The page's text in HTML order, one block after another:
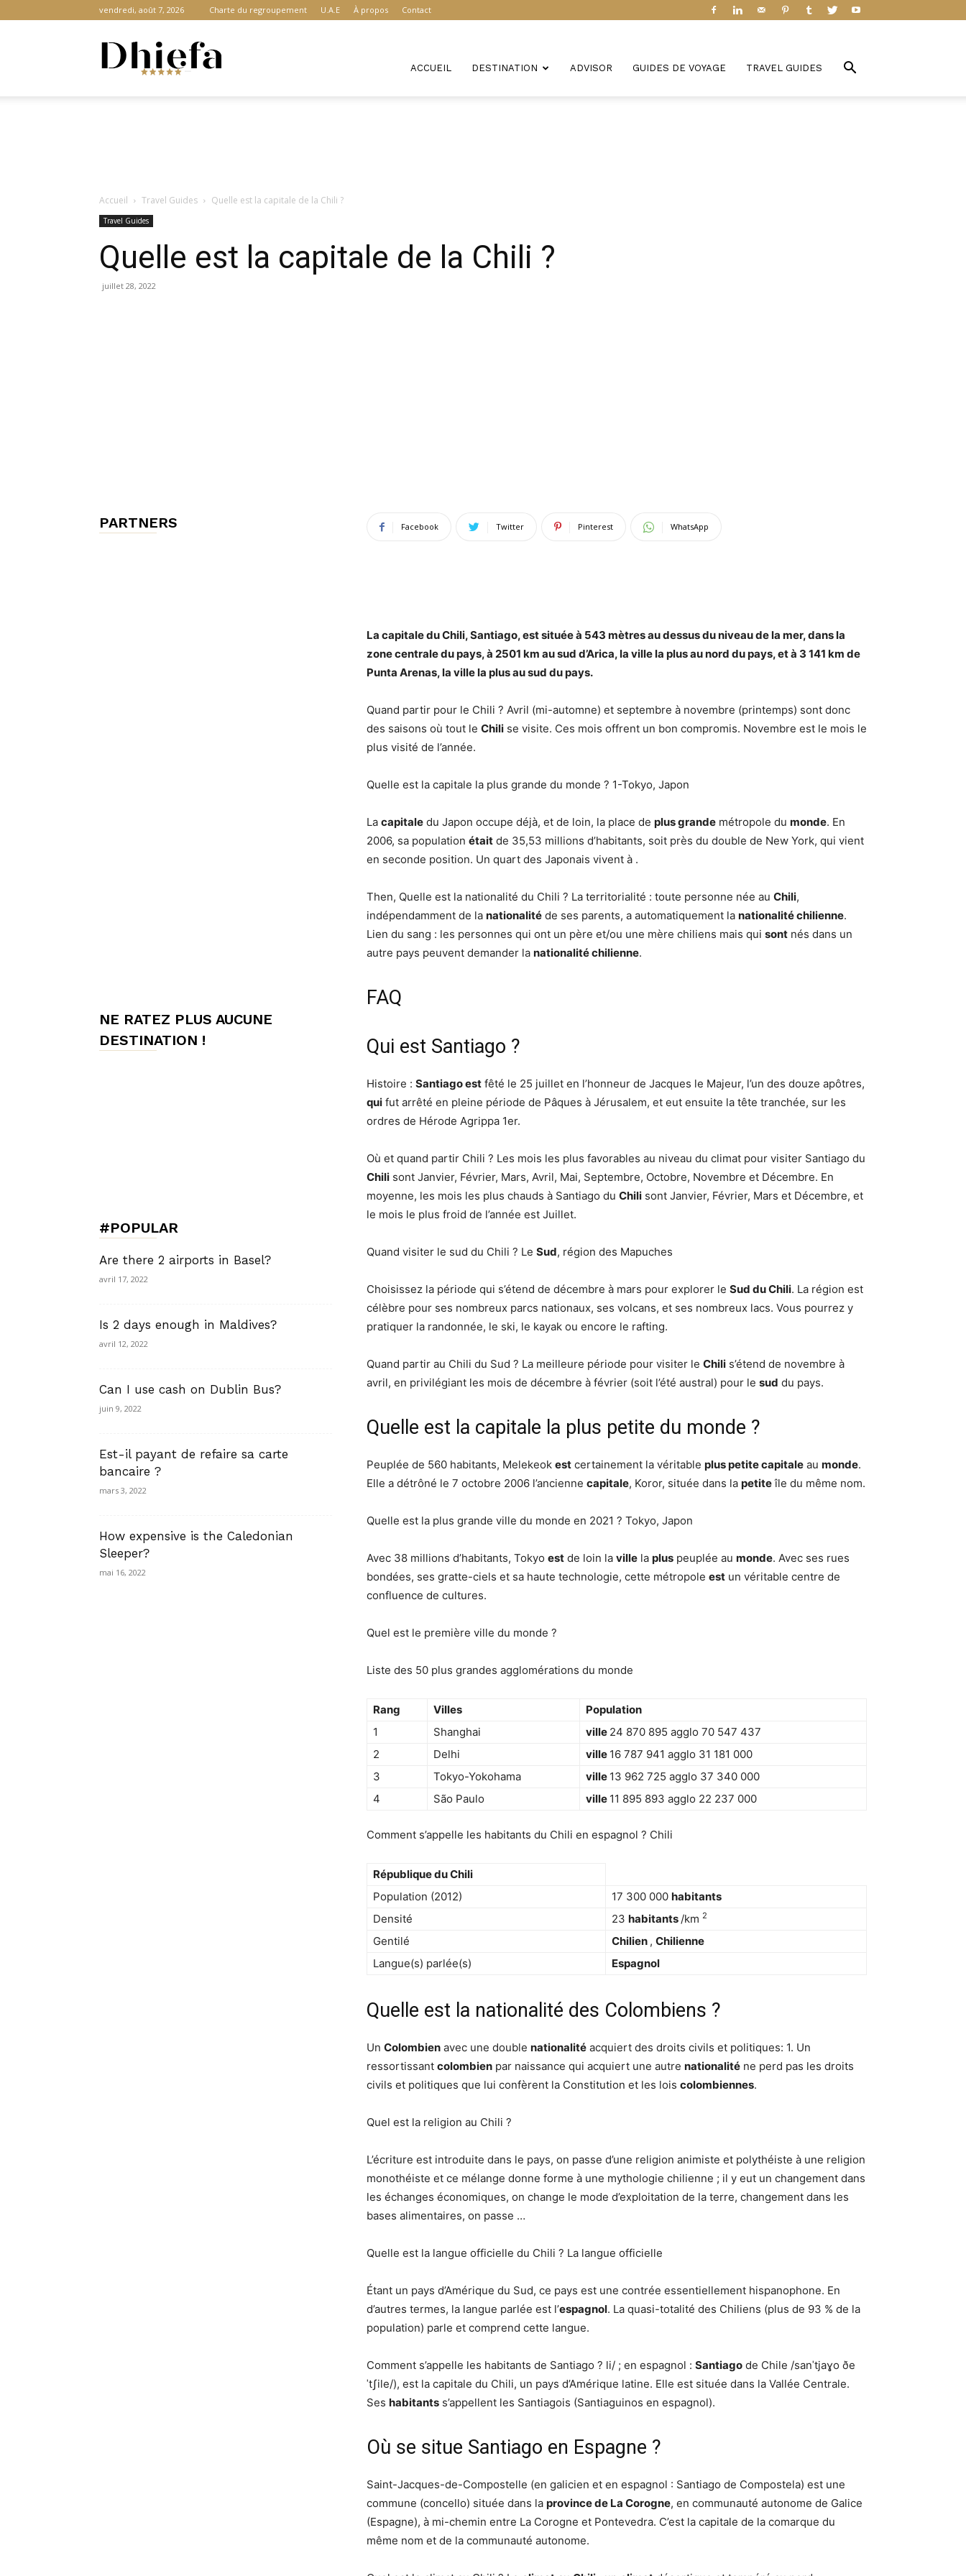
vendredi, août 7, 2026 Charte du regroupement U.A.E À propos Contact
ACCUEIL DESTINATION ADVISOR GUIDES DE VOYAGE TRAVEL GUIDES
Accueil Travel Guides Quelle est la capitale de la Chili ?
Travel Guides
Quelle est la capitale de la Chili ?
juillet 28, 2022
Facebook Twitter Pinterest WhatsApp
La capitale du Chili,Santiago, est située à 543 mètres au dessus du niveau de la mer, dans la
zone centrale du pays, à 2501 km au sud d’Arica, la ville la plus au nord du pays, et à 3 141 km de
Punta Arenas, la ville la plus au sud du pays.
Quand partir pour le Chili ? Avril (mi-automne) et septembre à novembre (printemps) sont donc
des saisons où tout le Chili se visite. Ces mois offrent un bon compromis. Novembre est le mois le
plus visité de l’année.
Quelle est la capitale la plus grande du monde ? 1-Tokyo, Japon
La capitale du Japon occupe déjà, et de loin, la place de plus grande métropole du monde. En
2006, sa population était de 35,53 millions d’habitants, soit près du double de New York, qui vient
en seconde position. Un quart des Japonais vivent à .
Then, Quelle est la nationalité du Chili ? La territorialité : toute personne née au Chili,
indépendamment de la nationalité de ses parents, a automatiquement la nationalité chilienne.
Lien du sang : les personnes qui ont un père et/ou une mère chiliens mais qui sont nés dans un
autre pays peuvent demander la nationalité chilienne.
FAQ
Qui est Santiago ?
Histoire : Santiago est fêté le 25 juillet en l’honneur de Jacques le Majeur, l’un des douze apôtres,
qui fut arrêté en pleine période de Pâques à Jérusalem, et eut ensuite la tête tranchée, sur les
ordres de Hérode Agrippa 1er.
Où et quand partir Chili ? Les mois les plus favorables au niveau du climat pour visiter Santiago du
Chili sont Janvier, Février, Mars, Avril, Mai, Septembre, Octobre, Novembre et Décembre. En
moyenne, les mois les plus chauds à Santiago du Chili sont Janvier, Février, Mars et Décembre, et
le mois le plus froid de l’année est Juillet.
Quand visiter le sud du Chili ? Le Sud, région des Mapuches
Choisissez la période qui s’étend de décembre à mars pour explorer le Sud du Chili. La région est
célèbre pour ses nombreux parcs nationaux, ses volcans, et ses nombreux lacs. Vous pourrez y
pratiquer la randonnée, le ski, le kayak ou encore le rafting.
Quand partir au Chili du Sud ? La meilleure période pour visiter le Chili s’étend de novembre à
avril, en privilégiant les mois de décembre à février (soit l’été austral) pour le sud du pays.
Quelle est la capitale la plus petite du monde ?
Peuplée de 560 habitants, Melekeok est certainement la véritable plus petite capitale au monde.
Elle a détrôné le 7 octobre 2006 l’ancienne capitale, Koror, située dans la petiteîle du même nom.
Quelle est la plus grande ville du monde en 2021 ? Tokyo, Japon
Avec 38 millions d’habitants, Tokyo est de loin la ville la plus peuplée au monde. Avec ses rues
bondées, ses gratte-ciels et sa haute technologie, cette métropole est un véritable centre de
confluence de cultures.
Quel est le première ville du monde ?
Liste des 50 plus grandes agglomérations du monde
Rang Villes
Population
1
Shanghai ville 24 870 895 agglo 70 547 437
2
Delhi ville 16 787 941 agglo 31 181 000
3
Tokyo-Yokohama ville 13 962 725 agglo 37 340 000
4
São Paulo ville 11 895 893 agglo 22 237 000
Comment s’appelle les habitants du Chili en espagnol ? Chili
République duChili
Population (2012)
17 300 000 habitants
Densité
23 habitants /km 2
Gentilé Chilien , Chilienne
Langue(s) parlée(s)
Espagnol
Quelle est la nationalité des Colombiens ?
Un Colombien avec une double nationalité acquiert des droits civils et politiques: 1. Un
ressortissant colombien par naissance qui acquiert une autre nationalité ne perd pas les droits
civils et politiques que lui confèrent la Constitution et les lois colombiennes.
Quel est la religion au Chili ?
L’écriture est introduite dans le pays, on passe d’une religion animiste et polythéiste à une religion
monothéiste et ce mélange donne forme à une mythologie chilienne ; il y eut un changement dans
les échanges économiques, on change le mode d’exploitation de la terre, changement dans les
bases alimentaires, on passe …
Quelle est la langue officielle du Chili ? La langue officielle
Étant un pays d’Amérique du Sud, ce pays est une contrée essentiellement hispanophone. En
d’autres termes, la langue parlée est l’espagnol. La quasi-totalité des Chiliens (plus de 93 % de la
population) parle et comprend cette langue.
Comment s’appelle les habitants de Santiago ? li/ ; en espagnol : Santiago de Chile /sanˈtjaɣo ðe
ˈtʃile/), est la capitale du Chili, un pays d’Amérique latine. Elle est située dans la Vallée Centrale.
Ses habitants s’appellent les Santiagois (Santiaguinos en espagnol).
Où se situe Santiago en Espagne ?
Saint-Jacques-de-Compostelle (en galicien et en espagnol : Santiago de Compostela) est une
commune (concello) située dans la province de La Corogne, en communauté autonome de Galice
(Espagne), à mi-chemin entre La Corogne et Pontevedra. C’est la capitale de la comarque du
même nom et de la communauté autonome.
PARTNERS
NE RATEZ PLUS AUCUNE
DESTINATION !
#POPULAR
Are there 2 airports in Basel?
avril 17, 2022
Is 2 days enough in Maldives?
avril 12, 2022
Can I use cash on Dublin Bus?
juin 9, 2022
Est-il payant de refaire sa carte
bancaire ?
mars 3, 2022
How expensive is the Caledonian
Sleeper?
mai 16, 2022